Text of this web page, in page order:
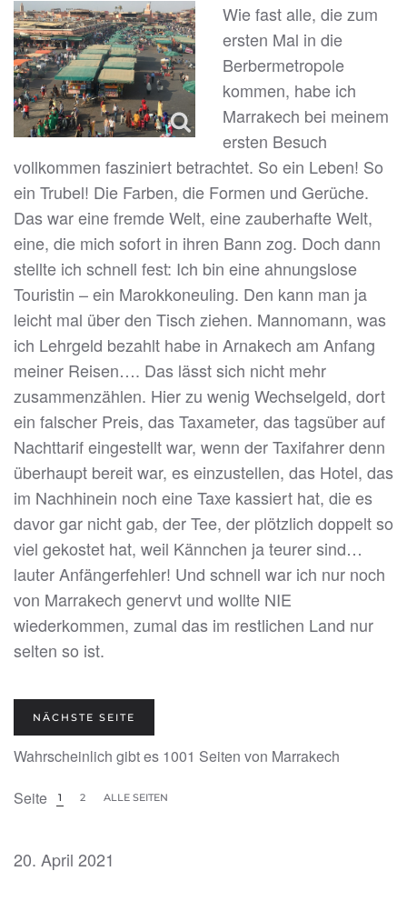
Wie fast alle, die zum
ersten Mal in die
Berbermetropole
kommen, habe ich
Marrakech bei meinem
ersten Besuch
vollkommen fasziniert betrachtet. So ein Leben! So
ein Trubel! Die Farben, die Formen und Gerüche.
Das war eine fremde Welt, eine zauberhafte Welt,
eine, die mich sofort in ihren Bann zog. Doch dann
stellte ich schnell fest: Ich bin eine ahnungslose
Touristin – ein Marokkoneuling. Den kann man ja
leicht mal über den Tisch ziehen. Mannomann, was
ich Lehrgeld bezahlt habe in Arnakech am Anfang
meiner Reisen…. Das lässt sich nicht mehr
zusammenzählen. Hier zu wenig Wechselgeld, dort
ein falscher Preis, das Taxameter, das tagsüber auf
Nachttarif eingestellt war, wenn der Taxifahrer denn
überhaupt bereit war, es einzustellen, das Hotel, das
im Nachhinein noch eine Taxe kassiert hat, die es
davor gar nicht gab, der Tee, der plötzlich doppelt so
viel gekostet hat, weil Kännchen ja teurer sind…
lauter Anfängerfehler! Und schnell war ich nur noch
von Marrakech genervt und wollte NIE
wiederkommen, zumal das im restlichen Land nur
selten so ist.
NÄCHSTE SEITE
Wahrscheinlich gibt es 1001 Seiten von Marrakech
Seite
1 2 ALLE SEITEN
20. April 2021